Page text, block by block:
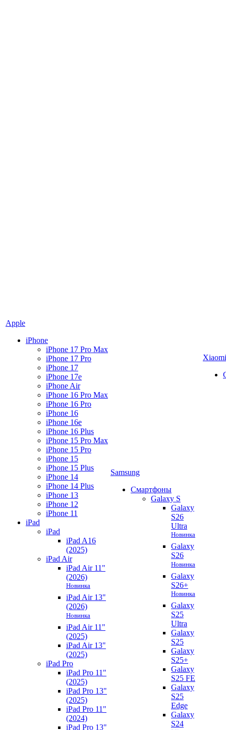
Apple
iPhone
iPhone 17 Pro Max
iPhone 17 Pro
iPhone 17
iPhone 17e
iPhone Air
iPhone 16 Pro Max
iPhone 16 Pro
iPhone 16
iPhone 16e
iPhone 16 Plus
iPhone 15 Pro Max
iPhone 15 Pro
iPhone 15
iPhone 15 Plus
iPhone 14
iPhone 14 Plus
iPhone 13
iPhone 12
iPhone 11
iPad
iPad
iPad A16
(2025)
iPad Air
iPad Air 11"
(2026)
Новинка
iPad Air 13"
(2026)
Новинка
iPad Air 11"
(2025)
iPad Air 13"
(2025)
iPad Pro
iPad Pro 11"
(2025)
iPad Pro 13"
(2025)
iPad Pro 11"
(2024)
iPad Pro 13"
Samsung
Смартфоны
Galaxy S
Galaxy
S26
Ultra
Новинка
Galaxy
S26
Новинка
Galaxy
S26+
Новинка
Galaxy
S25
Ultra
Galaxy
S25
Galaxy
S25+
Galaxy
S25 FE
Galaxy
S25
Edge
Galaxy
S24
Xiaomi